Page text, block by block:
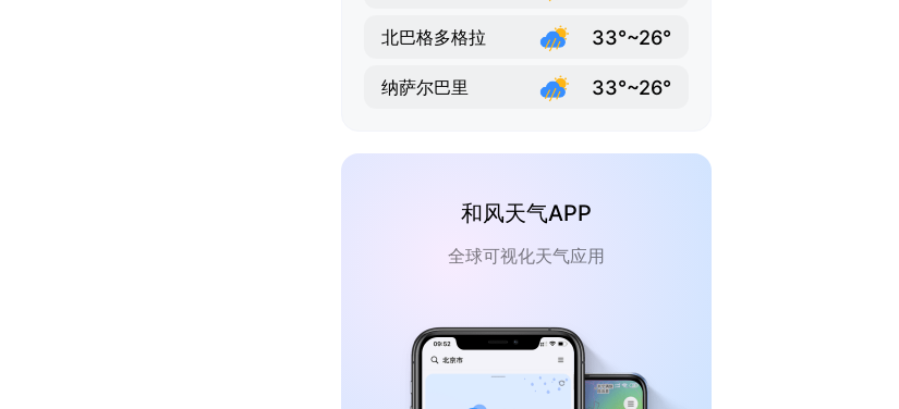
北巴格多格拉 33°~26°
纳萨尔巴里 33°~26°
和风天气APP
全球可视化天气应用